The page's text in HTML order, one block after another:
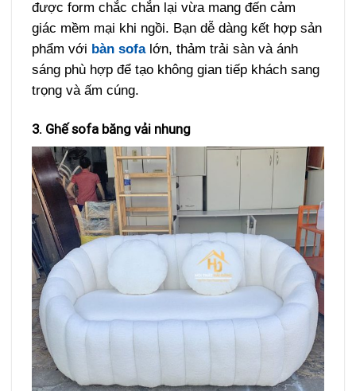
được form chắc chắn lại vừa mang đến cảm
giác mềm mại khi ngồi. Bạn dễ dàng kết hợp sản
phẩm với bàn sofalớn, thảm trải sàn và ánh
sáng phù hợp để tạo không gian tiếp khách sang
trọng và ấm cúng.
3. Ghế sofa băng vải nhung